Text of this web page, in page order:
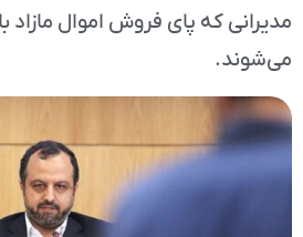
مدیرانی که پای فروش اموال مازاد
می‌شوند.